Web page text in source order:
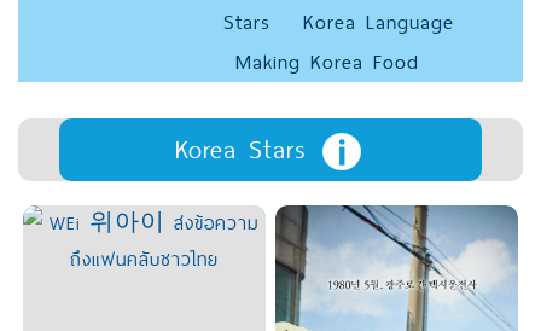
Stars
Korea Language
Making Korea Food
Korea Stars